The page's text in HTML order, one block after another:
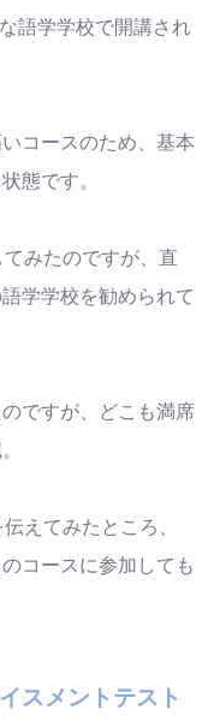
語学学校で開講され
コースのため、基本
態です。
みたのですが、直
学学校を勧められて
ですが、どこも満席
えてみたところ、
コースに参加しても
スメントテスト